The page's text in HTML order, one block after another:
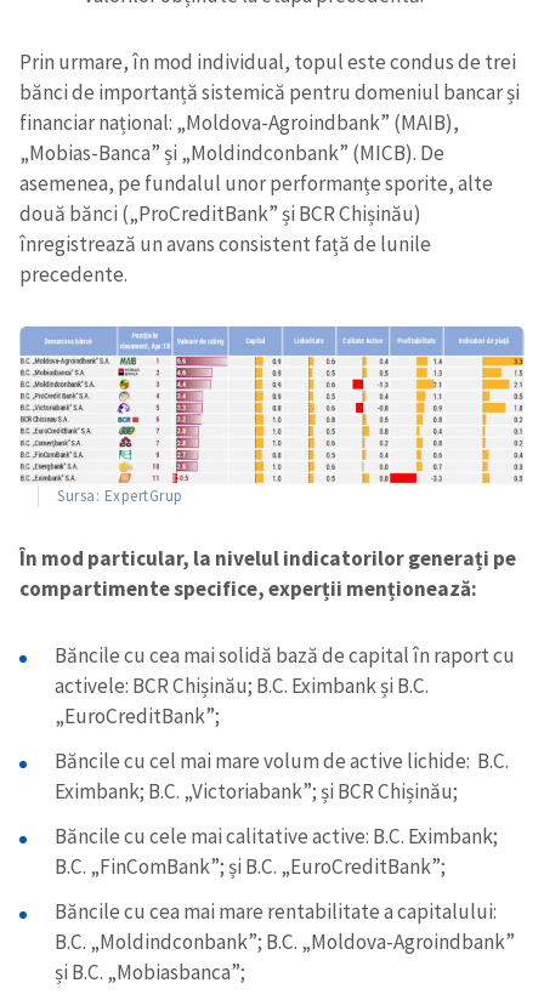
Trimite o informație
Despre ZdG
Prin urmare, în mod individual, topul este condus de trei
bănci de importanță sistemică pentru domeniul bancar și
financiar național: „Moldova-Agroindbank” (MAIB),
„Mobias-Banca” și „Moldindconbank” (MICB). De
asemenea, pe fundalul unor performanțe sporite, alte
două bănci („ProCreditBank” și BCR Chișinău)
înregistrează un avans consistent față de lunile
precedente.
Sursa: ExpertGrup
În mod particular, la nivelul indicatorilor generați pe
compartimente specifice, experții menționează:
Băncile cu cea mai solidă bază de capital în raport cu
activele: BCR Chișinău; B.C. Eximbank și B.C.
„EuroCreditBank”;
Băncile cu cel mai mare volum de active lichide: B.C.
Eximbank; B.C. „Victoriabank”; și BCR Chișinău;
Băncile cu cele mai calitative active: B.C. Eximbank;
B.C. „FinComBank”; și B.C. „EuroCreditBank”;
Băncile cu cea mai mare rentabilitate a capitalului:
B.C. „Moldindconbank”; B.C. „Moldova-Agroindbank”
și B.C. „Mobiasbanca”;